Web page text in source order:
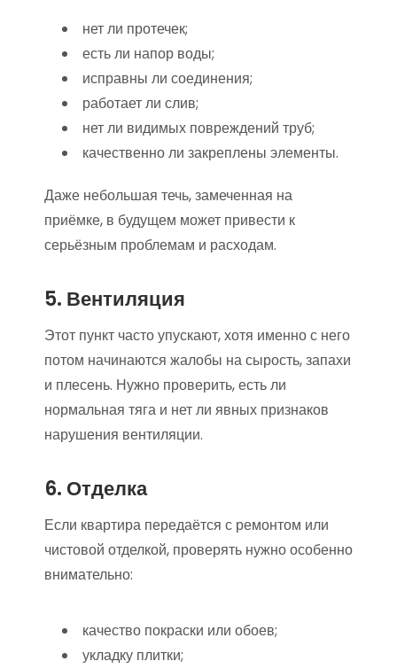
нет ли протечек;
есть ли напор воды;
исправны ли соединения;
работает ли слив;
нет ли видимых повреждений труб;
качественно ли закреплены элементы.
Даже небольшая течь, замеченная на
приёмке, в будущем может привести к
серьёзным проблемам и расходам.
5. Вентиляция
Этот пункт часто упускают, хотя именно с него
потом начинаются жалобы на сырость, запахи
и плесень. Нужно проверить, есть ли
нормальная тяга и нет ли явных признаков
нарушения вентиляции.
6. Отделка
Если квартира передаётся с ремонтом или
чистовой отделкой, проверять нужно особенно
внимательно:
качество покраски или обоев;
укладку плитки;